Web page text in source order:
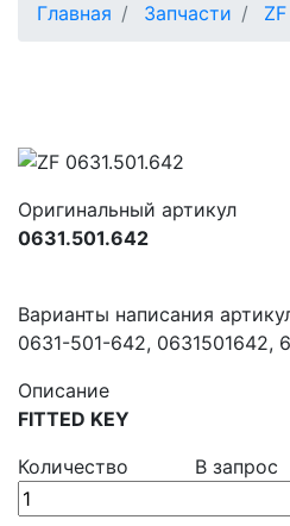
Главная Запчасти ZF
Оригинальный артикул
0631.501.642
Варианты написания
0631-501-642, 0631501642,
Описание
FITTED KEY
Количество
В запрос